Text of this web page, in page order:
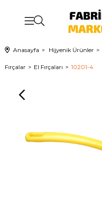
Anasayfa Hijyenik Ürünler
Fırçalar El Fırçaları 10201-4